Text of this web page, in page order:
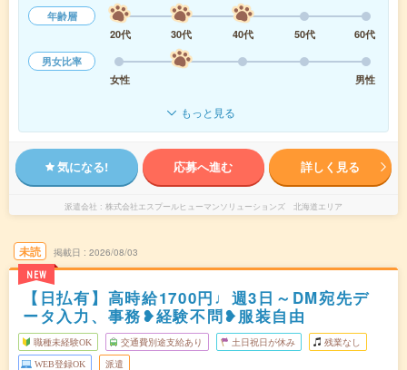
年齢層
20代
30代 40代 50代
60代
男女比率
女性
男性
もっと見る
気になる! 応募へ進む 詳しく見る
派遣会社 株式会社エスプールヒューマンソリューションズ 北海道エリア
未読
NEW
掲載日 2026/08/03
【日払有】高時給1700円♩週3日～DM宛先デ
ータ入力、事務❥経験不問❥服装自由
職種未経験OK 交通費別途支給あり 土日祝日が休み 残業なし
WEB登録OK 派遣